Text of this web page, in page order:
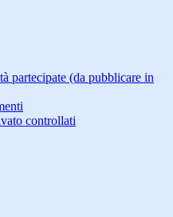
partecipate (da pubblicare in
controllati